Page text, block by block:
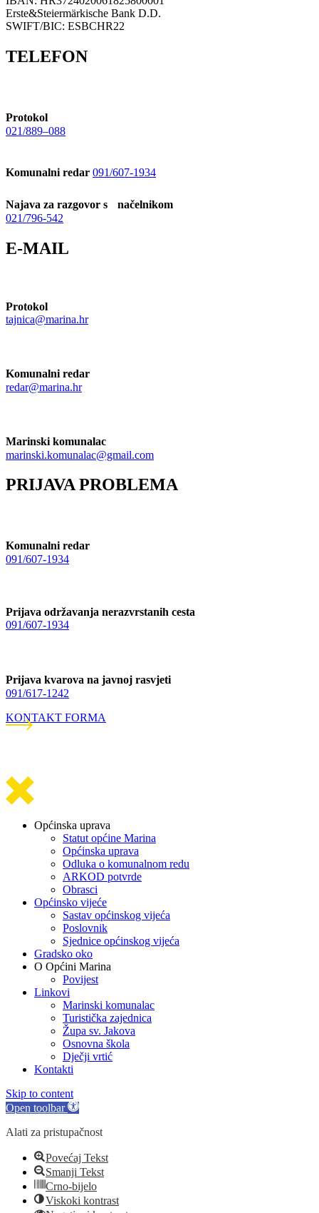
Erste&Steiermärkische Bank D.D.
SWIFT/BIC: ESBCHR22
TELEFON
Protokol
021/889–088
Komunalni redar 091/607-1934
Najava za razgovor s načelnikom
021/796-542
E-MAIL
Protokol
tajnica@marina.hr
Komunalni redar
redar@marina.hr
Marinski komunalac
marinski.komunalac@gmail.com
PRIJAVA PROBLEMA
Komunalni redar
091/607-1934
Prijava održavanja nerazvrstanih cesta
091/607-1934
Prijava kvarova na javnoj rasvjeti
091/617-1242
KONTAKT FORMA
Općinska uprava
Statut općine Marina
Općinska uprava
Odluka o komunalnom redu
ARKOD potvrde
Obrasci
Općinsko vijeće
Sastav općinskog vijeća
Poslovnik
Sjednice općinskog vijeća
Gradsko oko
O Općini Marina
Povijest
Linkovi
Marinski komunalac
Turistička zajednica
Župa sv. Jakova
Osnovna škola
Dječji vrtić
Kontakti
Skip to content
Open toolbar
Alati za pristupačnost
Povećaj Tekst
Smanji Tekst
Crno-bijelo
Viskoki kontrast